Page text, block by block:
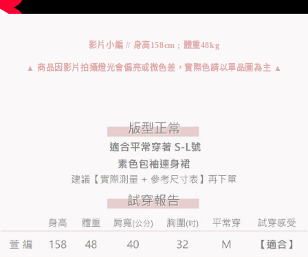
影片小編 // 身高158cm ; 體重48kg
▲ 商品因影片拍攝燈光會偏亮或微色差，實際色請以單品圖為主 ▲